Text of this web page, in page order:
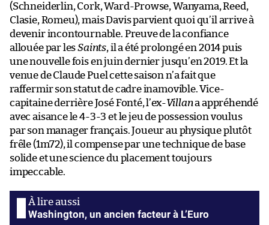
(Schneiderlin, Cork, Ward-Prowse, Wanyama, Reed,
Clasie, Romeu), mais Davis parvient quoi qu’il arrive à
devenir incontournable. Preuve de la confiance
allouée par lesSaints, il a été prolongé en 2014 puis
une nouvelle fois en juin dernier jusqu’en 2019. Et la
venue de Claude Puel cette saison n’a fait que
raffermir son statut de cadre inamovible. Vice-
capitaine derrière José Fonté, l’ex-Villana appréhendé
avec aisance le 4-3-3 et le jeu de possession voulus
par son manager français. Joueur au physique plutôt
frêle (1m72), il compense par une technique de base
solide et une science du placement toujours
impeccable.
Washington, un ancien facteur à L’Euro